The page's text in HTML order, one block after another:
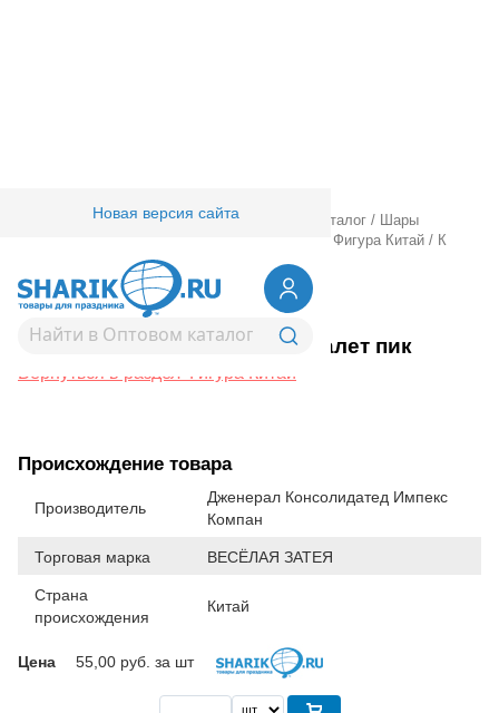
Новая версия сайта
Товары для праздника/ Оптовый каталог /
Шары
Фигура Китай / К
ФИГУРА Карта Валет пик
1207-6514К ФИГУРА Карта Валет пик
Вернуться в раздел Фигура Китай
Происхождение товара
Производитель
Дженерал Консолидатед Импекс
Компан
Торговая марка ВЕСЁЛАЯ ЗАТЕЯ
Страна
происхождения
Китай
Цена 55,00 руб. за шт